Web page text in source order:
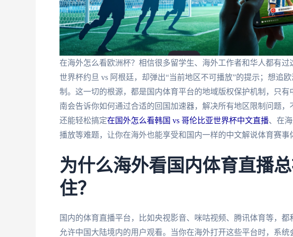
在海外怎么看欧洲杯？相信很多留学生、海外工作者和华人都有
世界杯约旦 vs 阿根廷，却弹出“当前地区不可播放”的提示；想追
制。这一切的根源，都是国内体育平台的地域版权保护机制，只
南会告诉你如何通过合适的回国加速器，解决所有地区限制问题，
还能轻松搞定在国外怎么看韩国 vs 哥伦比亚世界杯中文直播、在
播放等难题，让你在海外也能享受和国内一样的中文解说体育赛事
为什么海外看国内体育直播
住？
国内的体育直播平台，比如央视影音、咪咕视频、腾讯体育等，
允许中国大陆境内的用户观看。当你在海外打开这些平台时，系